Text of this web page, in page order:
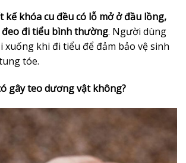
kế khóa cu đều có lỗ mở ở đầu lồng,
đi tiểu bình thường. Người dùng
khi đi tiểu để đảm bảo vệ sinh
tóe.
gây teo dương vật không?